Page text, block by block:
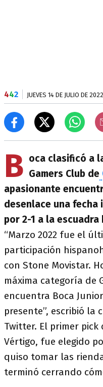
442 JUEVES 14 DE JULIO DE 2022
B oca clasificó a
Gamers Club de
apasionante
desenlace una
por 2-1 a la
“Marzo 2022 fue el
participación
con Stone Movistar.
máxima categoría de
encuentra Boca
presente”, escribió
Twitter. El primer
Vértigo, fue elegido
quiso tomar las
terminó cerrando